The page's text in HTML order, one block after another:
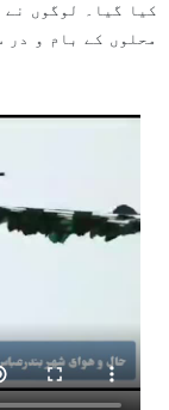
کیا گیا۔ لوگوں نے
محلوں کے بام و در